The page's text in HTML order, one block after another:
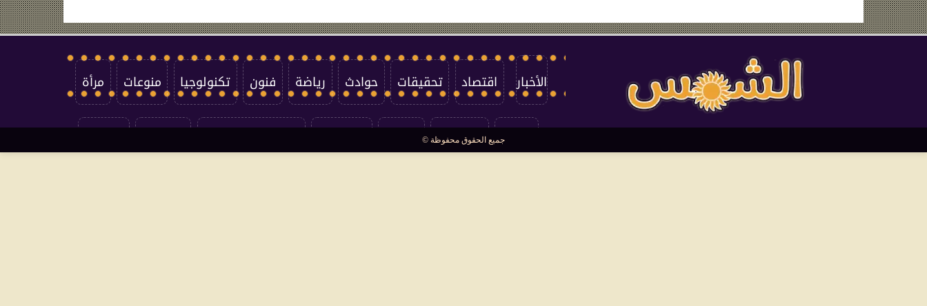
الأخبار اقتصاد تحقيقات حوادث رياضة فنون تكنولوجيا منوعات مرأة
العالم سوشيال
جميع الحقوق محفوظة ©